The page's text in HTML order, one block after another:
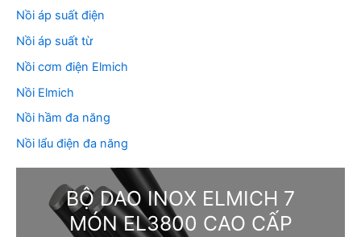
Nồi áp suất điện
Nồi áp suất từ
Nồi cơm điện Elmich
Nồi Elmich
Nồi hầm đa năng
Nồi lẩu điện đa năng
BỘ DAO INOX ELMICH 7
MÓN EL3800 CAO CẤP